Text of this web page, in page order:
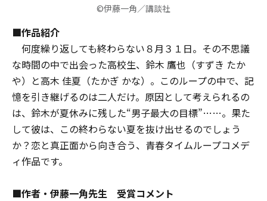
©伊藤一角／講談社
■作品紹介
何度繰り返しても終わらない８月３１日――。その不思議
な時間の中で出会った高校生、鈴木 鷹也（すずき たか
や）と高木 佳夏（たかぎ かな）。このループの中で、記
憶を引き継げるのは二人だけ。原因として考えられるの
は、鈴木が夏休みに残した“男子最大の目標”……。果た
して彼は、この終わらない夏を抜け出せるのでしょう
か？恋と真正面から向き合う、青春タイムループコメデ
ィ作品です。
■作者・伊藤一角先生 受賞コメント